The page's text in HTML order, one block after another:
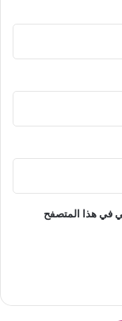
في هذا المتصفح